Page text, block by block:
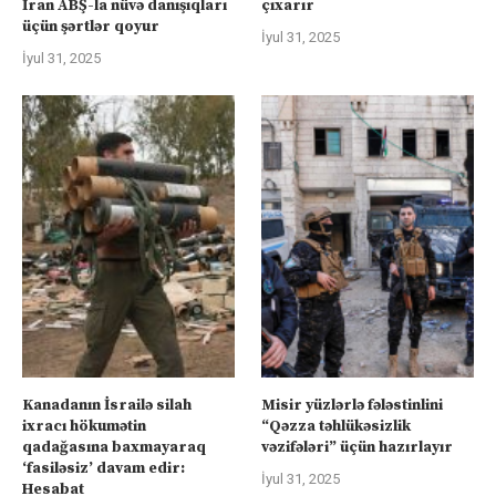
İran ABŞ-la nüvə danışıqları
üçün şərtlər qoyur
İyul 31, 2025
çıxarır
İyul 31, 2025
Kanadanın İsrailə silah
ixracı hökumətin
qadağasına baxmayaraq
‘fasiləsiz’ davam edir:
Hesabat
Misir yüzlərlə fələstinlini
“Qəzza təhlükəsizlik
vəzifələri” üçün hazırlayır
İyul 31, 2025